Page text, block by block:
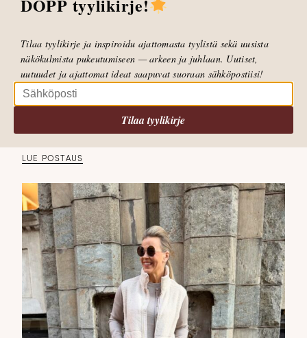
Katan shoppailijan muistilista
LUE POSTAUS
DOPP tyylikirje!
Tilaa tyylikirje ja inspiroidu ajattomasta tyylistä sekä uusista
näkökulmista pukeutumiseen — arkeen ja juhlaan. Uutiset,
uutuudet ja ajattomat ideat saapuvat suoraan sähköpostiisi!
Tilaa tyylikirje